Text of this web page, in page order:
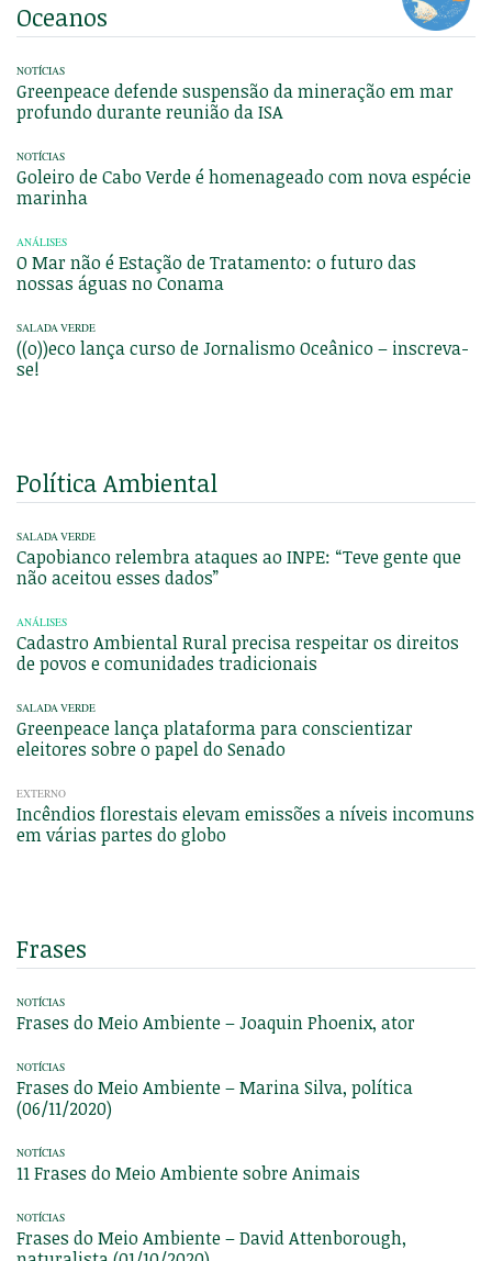
Oceanos
NOTÍCIAS
Greenpeace defende suspensão da mineração em mar
profundo durante reunião da ISA
NOTÍCIAS
Goleiro de Cabo Verde é homenageado com nova espécie
marinha
ANÁLISES
O Mar não é Estação de Tratamento: o futuro das
nossas águas no Conama
SALADA VERDE
((o))eco lança curso de Jornalismo Oceânico – inscreva-
se!
Política Ambiental
SALADA VERDE
Capobianco relembra ataques ao INPE: “Teve gente que
não aceitou esses dados”
ANÁLISES
Cadastro Ambiental Rural precisa respeitar os direitos
de povos e comunidades tradicionais
SALADA VERDE
Greenpeace lança plataforma para conscientizar
eleitores sobre o papel do Senado
EXTERNO
Incêndios florestais elevam emissões a níveis incomuns
em várias partes do globo
Frases
NOTÍCIAS
Frases do Meio Ambiente – Joaquin Phoenix, ator
NOTÍCIAS
Frases do Meio Ambiente – Marina Silva, política
(06/11/2020)
NOTÍCIAS
11 Frases do Meio Ambiente sobre Animais
NOTÍCIAS
Frases do Meio Ambiente – David Attenborough,